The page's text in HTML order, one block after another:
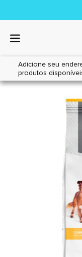
Adicione seu
produtos
Home|Cães|Alimentos